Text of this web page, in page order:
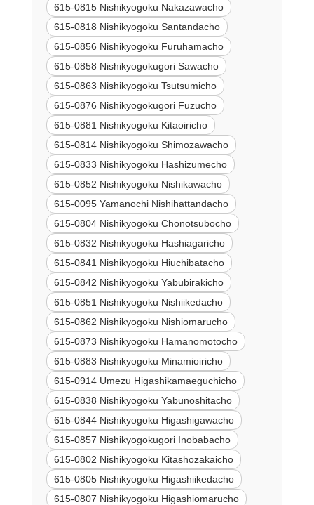
615-0815 Nishikyogoku Nakazawacho
615-0818 Nishikyogoku Santandacho
615-0856 Nishikyogoku Furuhamacho
615-0858 Nishikyogokugori Sawacho
615-0863 Nishikyogoku Tsutsumicho
615-0876 Nishikyogokugori Fuzucho
615-0881 Nishikyogoku Kitaoiricho
615-0814 Nishikyogoku Shimozawacho
615-0833 Nishikyogoku Hashizumecho
615-0852 Nishikyogoku Nishikawacho
615-0095 Yamanochi Nishihattandacho
615-0804 Nishikyogoku Chonotsubocho
615-0832 Nishikyogoku Hashiagaricho
615-0841 Nishikyogoku Hiuchibatacho
615-0842 Nishikyogoku Yabubirakicho
615-0851 Nishikyogoku Nishiikedacho
615-0862 Nishikyogoku Nishiomarucho
615-0873 Nishikyogoku Hamanomotocho
615-0883 Nishikyogoku Minamioiricho
615-0914 Umezu Higashikamaeguchicho
615-0838 Nishikyogoku Yabunoshitacho
615-0844 Nishikyogoku Higashigawacho
615-0857 Nishikyogokugori Inobabacho
615-0802 Nishikyogoku Kitashozakaicho
615-0805 Nishikyogoku Higashiikedacho
615-0807 Nishikyogoku Higashiomarucho